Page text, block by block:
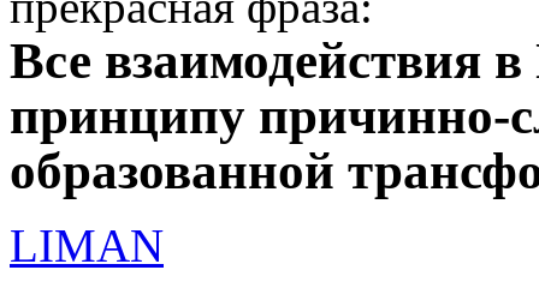
Все взаимодействия
принципу причинно-
образованной
LIMAN